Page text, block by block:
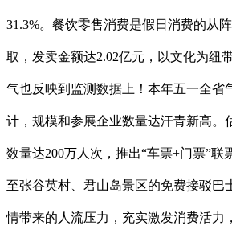
31.3%。餐饮零售消费是假日消费的从
取，发卖金额达2.02亿元，以文化为纽
气也反映到监测数据上！本年五一全省
计，规模和参展企业数量达汗青新高。
数量达200万人次，推出“车票+门票”联
至张谷英村、君山岛景区的免费接驳巴
情带来的人流压力，充实激发消费活力